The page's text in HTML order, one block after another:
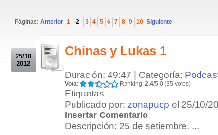
Páginas: Anterior 1 2 3 4 5 6 7 8 9 10 Siguiente
25/10
2012
Chinas y Lukas 1
Duración: 49:47 | Categoría:
Vota: Ranking: 2.4/5.0 (35 votos)
Etiquetas
Publicado por: zonapucp el 25/10/
Insertar Comentario
Descripción: 25 de setiembre. ...